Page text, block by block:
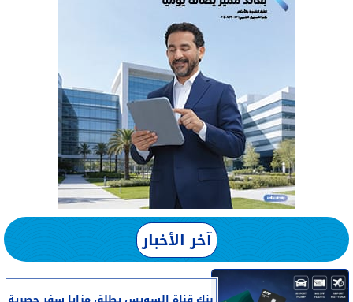
آخر الأخبار